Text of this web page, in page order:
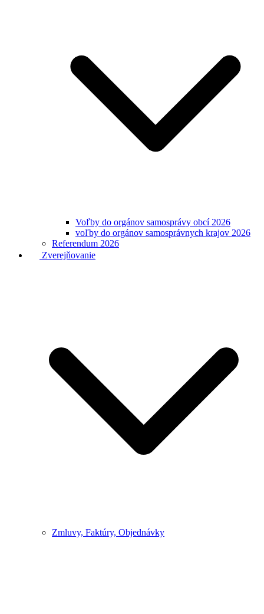
Voľby do orgánov samosprávy obcí 2026
voľby do orgánov samosprávnych krajov 2026
Referendum 2026
Zverejňovanie
Zmluvy, Faktúry, Objednávky